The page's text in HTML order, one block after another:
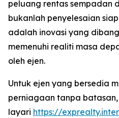
peluang rentas sempadan
bukanlah penyelesaian
adalah inovasi yang
memenuhi realiti masa
oleh ejen.
Untuk ejen yang bersedia
perniagaan tanpa batasan,
layari https://